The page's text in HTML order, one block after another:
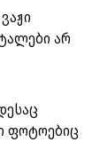
არ
ფოტოებიც